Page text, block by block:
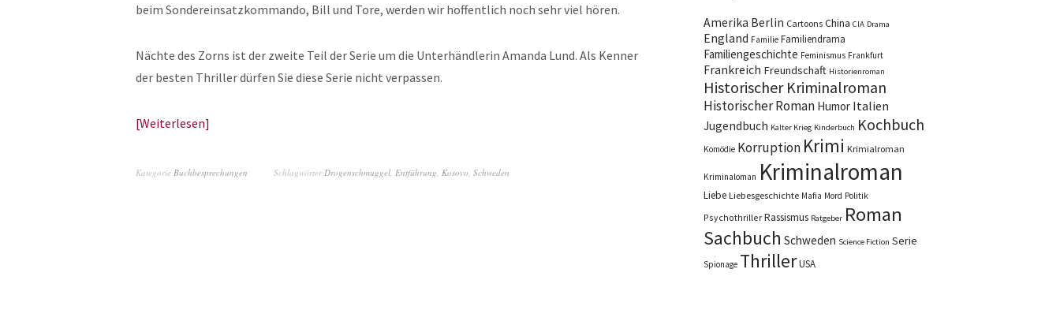
beim Sondereinsatzkommando, Bill und Tore, werden wir hoffentlich noch sehr viel hören.
Nächte des Zorns ist der zweite Teil der Serie um die Unterhändlerin Amanda Lund. Als Kenner
der besten Thriller dürfen Sie diese Serie nicht verpassen.
Weiterlesen
Kategorie Buchbesprechungen SchlagwörterDrogenschmuggel, Entführung, Kosovo, Schweden
Amerika Berlin Cartoons China CIA Drama
England Familie Familiendrama
Familiengeschichte Feminismus Frankfurt
Frankreich Freundschaft Historienroman
Historischer Kriminalroman
Historischer Roman Humor Italien
Jugendbuch Kalter Krieg Kinderbuch Kochbuch
Komödie Korruption Krimi Krimialroman
Kriminaloman Kriminalroman
Liebe Liebesgeschichte Mafia Mord Politik
Psychothriller Rassismus Ratgeber Roman
Sachbuch Schweden Science Fiction Serie
Spionage ThrillerUSA